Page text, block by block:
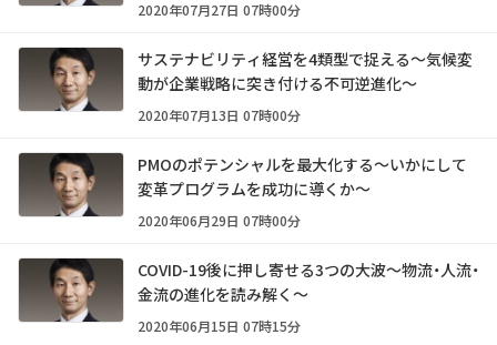
2020年07月27日 07時00分
サステナビリティ経営を4類型で捉える～気候変
動が企業戦略に突き付ける不可逆進化～
2020年07月13日 07時00分
PMOのポテンシャルを最大化する～いかにして
変革プログラムを成功に導くか～
2020年06月29日 07時00分
COVID-19後に押し寄せる3つの大波～物流・人流・
金流の進化を読み解く～
2020年06月15日 07時15分